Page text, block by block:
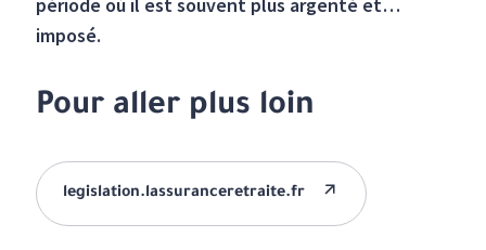
imposé.
Pour aller plus loin
legislation.lassuranceretraite.fr